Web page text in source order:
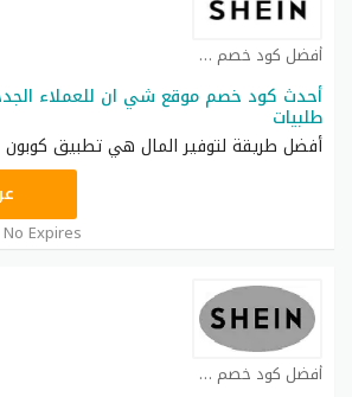
أفضل كود خصم شي ان كوبون
طلبيات
أفضل طريقة لتوفير المال هي تطبيق
No Expires
أفضل كود خصم شي ان كوبون